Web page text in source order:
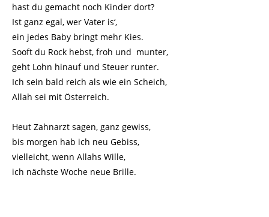
hast du gemacht noch Kinder dort?
Ist ganz egal, wer Vater is‘,
ein jedes Baby bringt mehr Kies.
Sooft du Rock hebst, froh und munter,
geht Lohn hinauf und Steuer runter.
Ich sein bald reich als wie ein Scheich,
Allah sei mit Österreich.
Heut Zahnarzt sagen, ganz gewiss,
bis morgen hab ich neu Gebiss,
vielleicht, wenn Allahs Wille,
ich nächste Woche neue Brille.